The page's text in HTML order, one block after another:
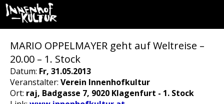
MARIO OPPELMAYER geht auf Weltreise –
20.00 – 1. Stock
Datum: Fr, 31.05.2013
Veranstalter: Verein Innenhofkultur
Ort: raj, Badgasse 7, 9020 Klagenfurt - 1. Stock